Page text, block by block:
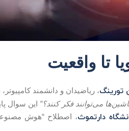
تا واقعیت
تورینگ، ریاضیدان و دانشمند کامپیوتر،
می‌توانند فکر کنند؟” این سوال
دارتموث، اصطلاح “هوش